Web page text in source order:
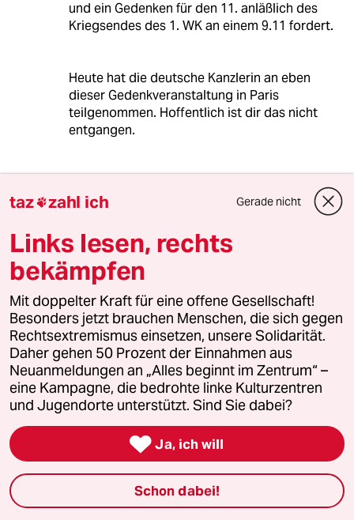
und ein Gedenken für den 11. anläßlich des
Kriegsendes des 1. WK an einem 9.11 fordert.
Heute hat die deutsche Kanzlerin an eben
dieser Gedenkveranstaltung in Paris
teilgenommen. Hoffentlich ist dir das nicht
entgangen.
10.11.2009
@Alex
"Was meinte unsere furchtlose Führerin in
Ihrem Phrasengewitter denn ...,"
Das 4. Reich kommt übrigens doch nicht. Einen
schönen Gruß an alle Salon-Antifaschisten!
" ... als Sie davon sprach (ich zitiere sinngemäß
aus dem Gedächtnis), dass der neunte
November durch beide Ereignisse - Mauerfall
und Progromnacht - daran erinnern, dass es
sich lohnt, für Freiheit zu kämpfen.
Wo wurde denn am 9.11.38 für Freiheit
gekämpft?"
Textinterpretation: Darf ich etwas nachhelfen?
Der 9.11.1989 zeigt, was man erreichen kann,
taz zahl ich Gerade nicht
Links lesen, rechts
bekämpfen
Mit doppelter Kraft für eine offene Gesellschaft!
Besonders jetzt brauchen Menschen, die sich gegen
Rechtsextremismus einsetzen, unsere Solidarität.
Daher gehen 50 Prozent der Einnahmen aus
Neuanmeldungen an „Alles beginnt im Zentrum“ –
eine Kampagne, die bedrohte linke Kulturzentren
und Jugendorte unterstützt. Sind Sie dabei?
 Ja, ich will
Schon dabei!